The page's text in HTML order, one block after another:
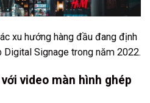
xu hướng hàng đầu đang định
Digital Signage trong năm 2022.
video màn hình ghép